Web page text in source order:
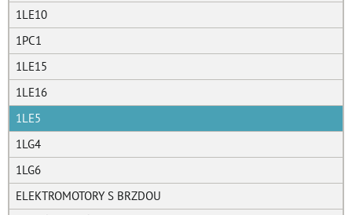
1LE10
1PC1
1LE15
1LE16
1LE5
1LG4
1LG6
ELEKTROMOTORY S BRZDOU